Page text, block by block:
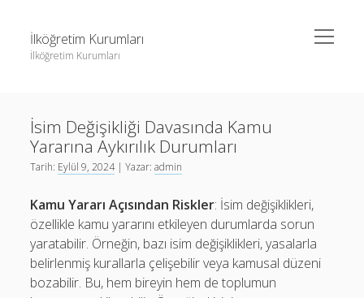
İlköğretim Kurumları
İlköğretim Kurumları
menüyü
aç
Sayfa Listesi
Spotify Dinlenme Gönderme Hilesi Parasız
Twitter Profil Resmi Kalite Sorunu
Liste
Spotify Dinlenme Gönderme Hilesi Parasız
Threads Takipçi Yükseltme Hilesi
Twitter Profil Resmi Kalite Sorunu
İsim Değişikliği Davasında Kamu
Yararına Aykırılık Durumları
Tarih: Eylül 9, 2024| Yazar:admin
Kamu Yararı Açısından Riskler: İsim değişiklikleri,
özellikle kamu yararını etkileyen durumlarda sorun
yaratabilir. Örneğin, bazı isim değişiklikleri, yasalarla
belirlenmiş kurallarla çelişebilir veya kamusal düzeni
bozabilir. Bu, hem bireyin hem de toplumun